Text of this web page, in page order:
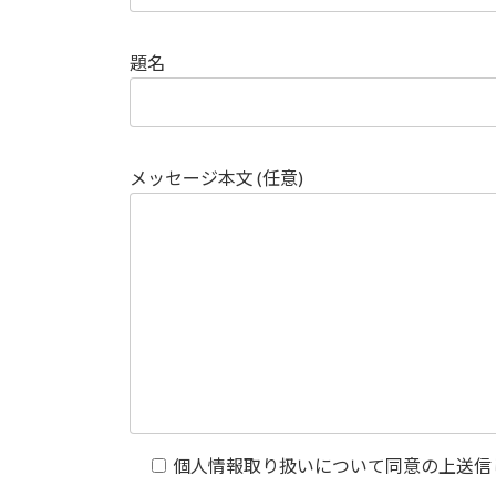
題名
メッセージ本文 (任意)
個人情報取り扱いについて同意の上送信